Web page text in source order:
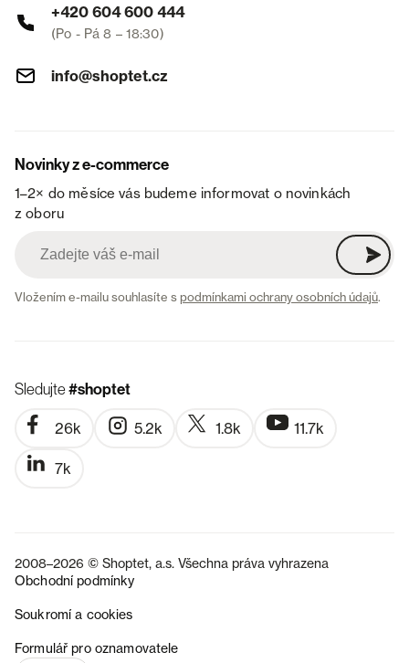
+420 604 600 444
(Po - Pá 8 – 18:30)
info@shoptet.cz
Novinky z e-commerce
1–2× do měsíce vás budeme informovat o novinkách
z oboru
Vložením e-mailu souhlasíte spodmínkami ochrany osobních údajů.
Sledujte#shoptet
26k 5.2k 1.8k 11.7k
7k
2008–2026 © Shoptet, a.s. Všechna práva vyhrazena
Obchodní podmínky
Soukromí a cookies
Formulář pro oznamovatele